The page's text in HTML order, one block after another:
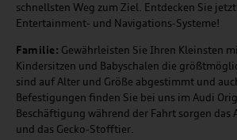
schnellsten Weg zum Ziel. Entdecken Sie
Entertainment- und Navigations-Systeme!
Familie: Gewährleisten Sie Ihren Kleinsten
Kindersitzen und Babyschalen die
sind auf Alter und Größe abgestimmt und
Befestigungen finden Sie bei uns im Audi
Beschäftigung während der Fahrt sorgen das
und das Gecko-Stofftier.